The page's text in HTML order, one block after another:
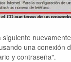
siguiente
una conexión
y contraseña".